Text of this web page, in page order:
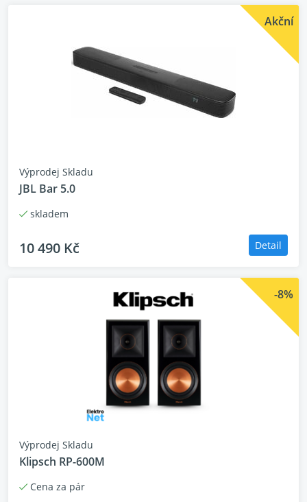
Akční
Výprodej Skladu
JBL Bar 5.0
skladem
10 490 Kč Detail
-8%
Výprodej Skladu
Klipsch RP-600M
Cena za pár